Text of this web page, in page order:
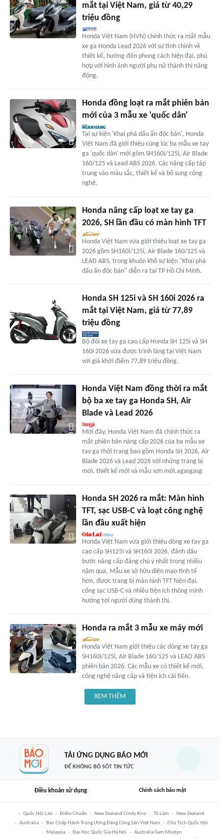
mắt tại Việt Nam, giá từ 40,29
triệu đồng
Honda Việt Nam (HVN) chính thức ra mắt mẫu
xe ga Honda Lead 2026 với sự tinh chỉnh về
thiết kế, hướng đến phong cách hiện đại, phù
hợp với hình ảnh người phụ nữ thành thị năng
động.
Honda đồng loạt ra mắt phiên bản
mới của 3 mẫu xe 'quốc dân'
Tại sự kiện 'Khai phá dấu ấn độc bản', Honda
Việt Nam đã giới thiệu cùng lúc ba mẫu xe tay
ga 'quốc dân' mới gồm SH160i/125i, Air Blade
160/125 và Lead ABS 2026. Các nâng cấp tập
trung vào màu sắc, thiết kế và bổ sung công
nghệ.
Honda nâng cấp loạt xe tay ga
2026, SH lần đầu có màn hình TFT
Honda Việt Nam vừa giới thiệu loạt xe tay ga
2026 gồm SH160i/125i, Air Blade 160/125 và
LEAD ABS, trong khuôn khổ sự kiện "Khai phá
dấu ấn độc bản" diễn ra tại TP Hồ Chí Minh.
Honda SH 125i và SH 160i 2026 ra
mắt tại Việt Nam, giá từ 77,89
triệu đồng
Bộ đôi xe tay ga cao cấp Honda SH 125i và SH
160i 2026 vừa được trình làng tại Việt Nam
với giá khởi điểm 77,89 triệu đồng.
Honda Việt Nam đồng thời ra mắt
bộ ba xe tay ga Honda SH, Air
Blade và Lead 2026
Mới đây, Honda Việt Nam đã chính thức ra
mắt phiên bản nâng cấp 2026 của ba mẫu xe
tay ga thời trang bao gồm Honda SH 2026, Air
Blade 2026 và Lead 2026 với những trang bị
mới, thiết kế mới và mẫu sơn mới.agasgasg
Honda SH 2026 ra mắt: Màn hình
TFT, sạc USB-C và loạt công nghệ
lần đầu xuất hiện
Honda Việt Nam vừa giới thiệu dòng xe tay ga
cao cấp SH125i và SH160i 2026, đánh dấu
bước nâng cấp đáng chú ý nhất trong nhiều
năm qua. Mẫu xe sở hữu diện mạo tinh tế
hơn, được trang bị màn hình TFT hiện đại,
cổng sạc USB-C và nhiều tiện ích thông minh
hướng tới người dùng thành thị.
Honda ra mắt 3 mẫu xe máy mới
Honda Việt Nam giới thiệu các dòng xe tay ga
SH160i/125i, Air Blade 160/125 và LEAD ABS
phiên bản 2026. Các mẫu xe có thiết kế mới,
công nghệ nâng cấp và tiện ích cải tiến.
XEM THÊM
TẢI ỨNG DỤNG BÁO MỚI
ĐỂ KHÔNG BỎ SÓT TIN TỨC
Điều khoản sử dụng Chính sách bảo mật
Quốc Hội Lào Điểm Chuẩn New Zealand Cindy Kiro Tô Lâm
New Zealand
Australia
Ban Chấp Hành Trung Ương Đảng Cộng Sản Việt Nam
Chủ Tịch Quốc Hội
Malaysia
Đại Học Quốc Gia Hà Nội
Australia Sam Mostyn